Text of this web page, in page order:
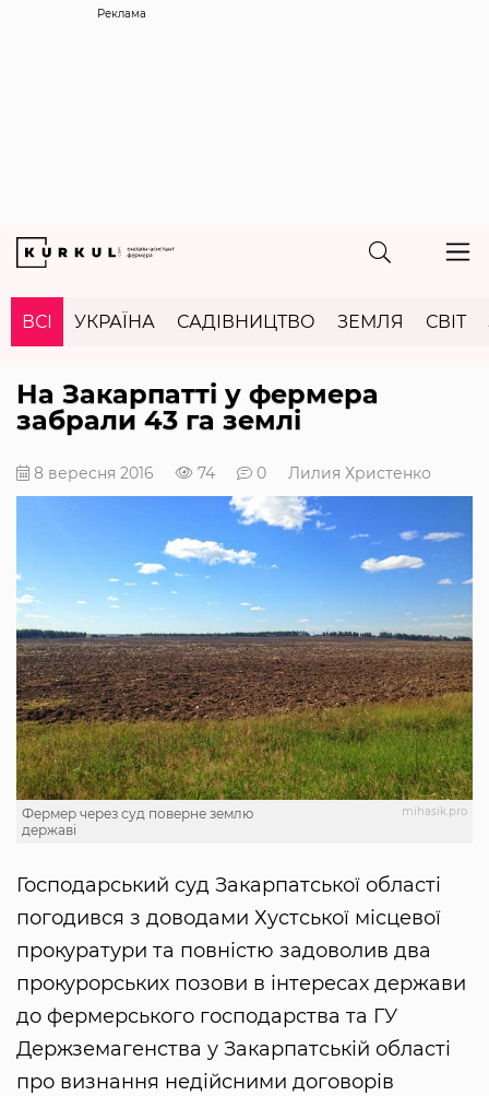
Реклама
ВСІ УКРАЇНА САДІВНИЦТВО ЗЕМЛЯ СВІТ
На Закарпатті у фермера
забрали 43 га землі
8 вересня 2016 74 0 Лилия Христенко
mihasik.pro
Фермер через суд поверне землю
державі
Господарський суд Закарпатської області
погодився з доводами Хустської місцевої
прокуратури та повністю задоволив два
прокурорських позови в інтересах держави
до фермерського господарства та ГУ
Держземагенства у Закарпатській області
про визнання недійсними договорів